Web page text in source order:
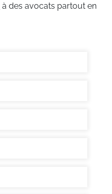
à des avocats partout en